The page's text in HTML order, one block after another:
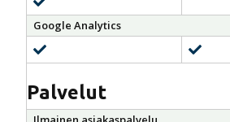
sisältyy
Google Analytics
sisältyy sisältyy
Palvelut